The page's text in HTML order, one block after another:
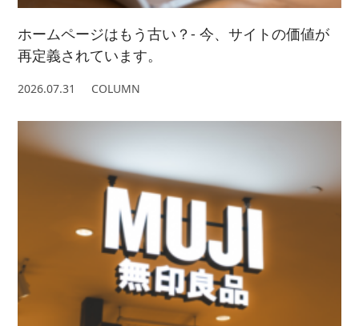
ホームページはもう古い？- 今、サイトの価値が
再定義されています。
2026.07.31 COLUMN